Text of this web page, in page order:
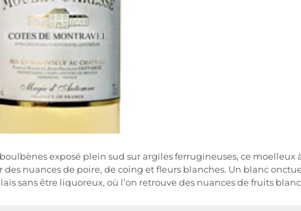
exposé plein sud sur argiles ferrugineuses, ce moelleux
des nuances de poire, de coing et fleurs blanches. Un blanc
sans être liquoreux, où l’on retrouve des nuances de fruits